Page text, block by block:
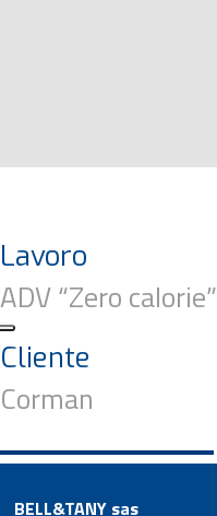
Lavoro
ADV “Zero calorie”
Cliente
Corman
BELL&TANY sas